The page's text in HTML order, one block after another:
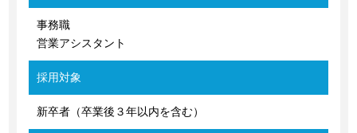
事務職
営業アシスタント
採用対象
新卒者（卒業後３年以内を含む）